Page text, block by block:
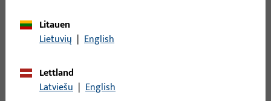
0-49452-30-0-0 Leistungserklärung EN 14846
PDF (1MB)
Litauen
Lietuvių | English
Lettland
Latviešu | English